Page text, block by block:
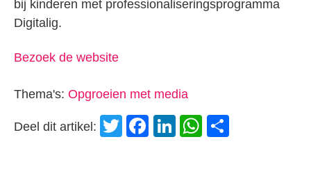
bij kinderen met professionaliseringsprogramma
Digitalig.
Bezoek de website
Thema's: Opgroeien met media
Deel dit artikel: Twitter
Facebook
LinkedIn
WhatsApp